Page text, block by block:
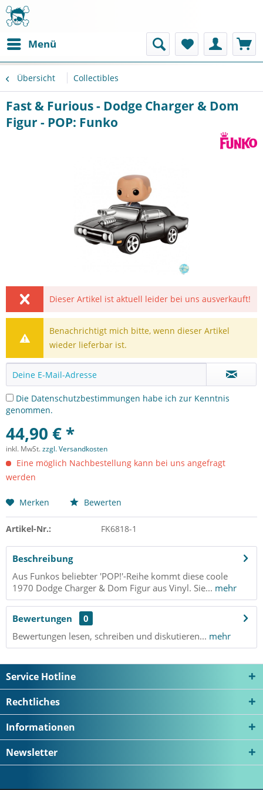
Menü
Übersicht Collectibles
Fast & Furious - Dodge Charger & Dom
Figur - POP: Funko
Dieser Artikel ist aktuell leider bei uns ausverkauft!
Benachrichtigt mich bitte, wenn dieser Artikel
wieder lieferbar ist.
Die Datenschutzbestimmungen habe ich zur Kenntnis
genommen.
44,90 € *
inkl. MwSt.zzgl. Versandkosten
Eine möglich Nachbestellung kann bei uns angefragt
werden
Merken Bewerten
Artikel-Nr.: FK6818-1
Beschreibung
Aus Funkos beliebter 'POP!'-Reihe kommt diese coole
1970 Dodge Charger & Dom Figur aus Vinyl. Sie... mehr
Bewertungen
0
Bewertungen lesen, schreiben und diskutieren... mehr
Service Hotline
Rechtliches
Informationen
Newsletter